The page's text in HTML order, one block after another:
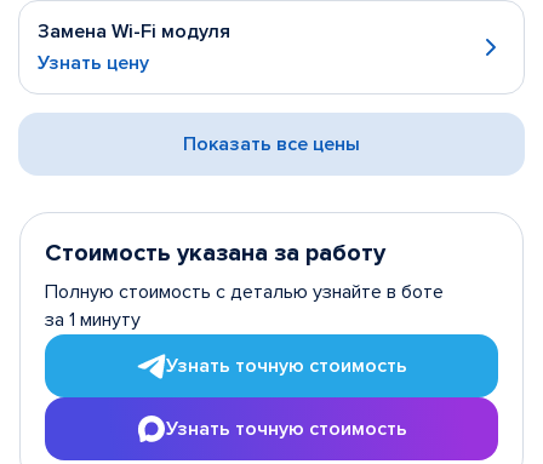
Замена Wi-Fi модуля
Узнать цену
Показать все цены
Стоимость указана за работу
Полную стоимость с деталью узнайте в боте
за 1 минуту
Узнать точную стоимость
Узнать точную стоимость